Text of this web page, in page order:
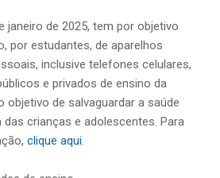
janeiro de 2025, tem por objetivo
por estudantes, de aparelhos
inclusive telefones celulares,
e privados de ensino da
objetivo de salvaguardar a saúde
crianças e adolescentes. Para
clique aqui.